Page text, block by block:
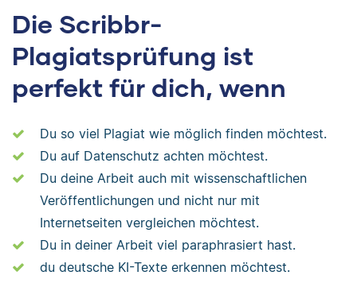
Die Scribbr-
Plagiatsprüfung ist
perfekt für dich, wenn
Du so viel Plagiat wie möglich finden möchtest.
Du auf Datenschutz achten möchtest.
Du deine Arbeit auch mit wissenschaftlichen
Veröffentlichungen und nicht nur mit
Internetseiten vergleichen möchtest.
Du in deiner Arbeit viel paraphrasiert hast.
du deutsche KI-Texte erkennen möchtest.